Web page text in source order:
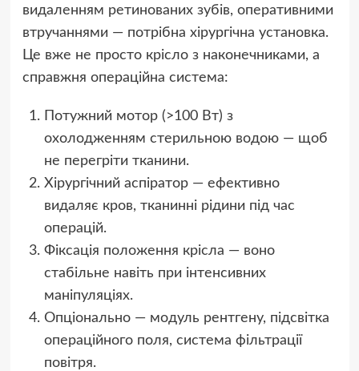
видаленням ретинованих зубів, оперативними
втручаннями — потрібна хірургічна установка.
Це вже не просто крісло з наконечниками, а
справжня операційна система:
Потужний мотор (>100 Вт) з
охолодженням стерильною водою — щоб
не перегріти тканини.
Хірургічний аспіратор — ефективно
видаляє кров, тканинні рідини під час
операцій.
Фіксація положення крісла — воно
стабільне навіть при інтенсивних
маніпуляціях.
Опціонально — модуль рентгену, підсвітка
операційного поля, система фільтрації
повітря.